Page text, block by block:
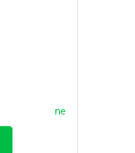
ne